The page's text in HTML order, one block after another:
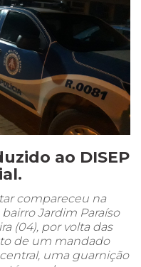
ao DISEP
compareceu na
Jardim Paraíso
(04), por volta das
de um mandado
uma guarnição